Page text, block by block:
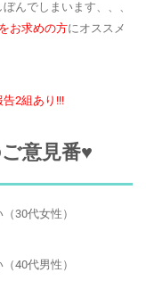
んでしまいます、、、
お求めの方にオススメ
2組あり!!!
意見番♥
30代女性）
40代男性）